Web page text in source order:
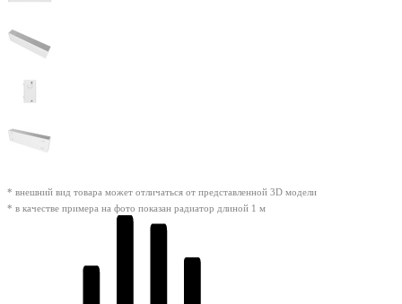
* внешний вид товара может отличаться от представленной 3D модели
* в качестве примера на фото показан радиатор длиной 1 м